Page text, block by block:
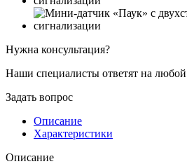
Нужна консультация?
Наши специалисты ответят на
Задать вопрос
Описание
Характеристики
Описание